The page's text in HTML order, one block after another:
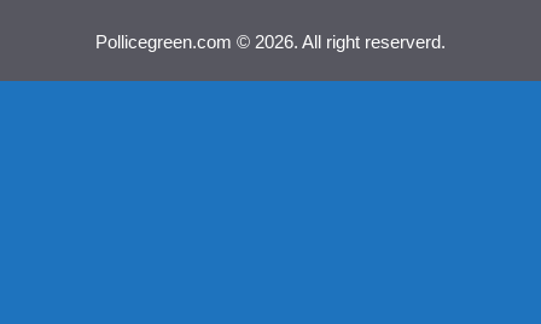
Pollicegreen.com © 2026. All right reserverd.